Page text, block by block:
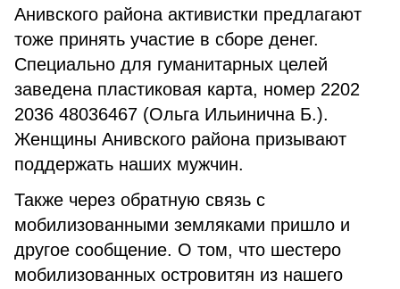
Анивского района активистки предлагают
тоже принять участие в сборе денег.
Специально для гуманитарных целей
заведена пластиковая карта, номер 2202
2036 48036467 (Ольга Ильинична Б.).
Женщины Анивского района призывают
поддержать наших мужчин.
Также через обратную связь с
мобилизованными земляками пришло и
другое сообщение. О том, что шестеро
мобилизованных островитян из нашего